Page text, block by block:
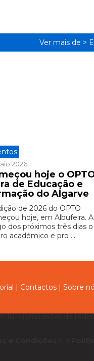
Ver mais de >
2026
hoje o
de Educação e
do Algarve
de 2026 do OPTO
hoje, em Albufeira.
dos próximos três dias o
académico e pro ...
| Contactos | Sobre
funcionalidades de